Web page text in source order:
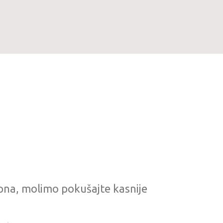
molimo pokušajte kasnije